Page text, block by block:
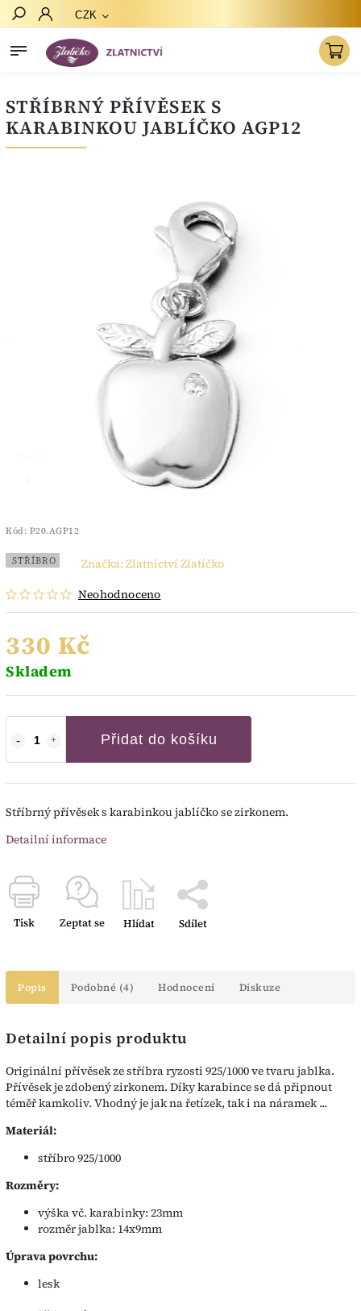
CZK
STŘÍBRNÝ PŘÍVĚSEK S
KARABINKOU JABLÍČKO AGP12
Kód: P20.AGP12
STŘÍBRO
Neohodnoceno
Značka: Zlatnictví Zlatíčko
330 Kč
Skladem
Přidat do košíku
Stříbrný přívěsek s karabinkou jablíčko se zirkonem.
Detailní informace
Tisk Zeptat se Hlídat Sdílet
Popis Podobné (4) Hodnocení Diskuze
Detailní popis produktu
Originální přívěsek ze stříbra ryzosti 925/1000 ve tvaru jablka.
Přívěsek je zdobený zirkonem. Díky karabince se dá připnout
téměř kamkoliv. Vhodný je jak na řetízek, tak i na náramek ...
Materiál:
stříbro 925/1000
Rozměry:
výška vč. karabinky: 23mm
rozměr jablka: 14x9mm
Úprava povrchu:
lesk